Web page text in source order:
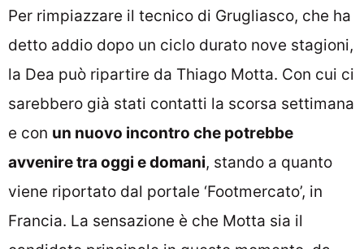
Per rimpiazzare il tecnico di Grugliasco, che ha
detto addio dopo un ciclo durato nove stagioni,
la Dea può ripartire da Thiago Motta. Con cui ci
sarebbero già stati contatti la scorsa settimana
e con un nuovo incontro che potrebbe
avvenire tra oggi e domani, stando a quanto
viene riportato dal portale ‘Footmercato’, in
Francia. La sensazione è che Motta sia il